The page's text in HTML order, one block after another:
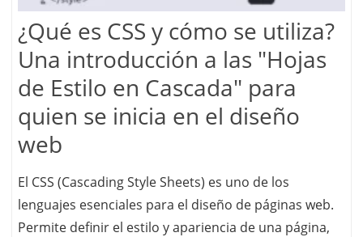
¿Qué es CSS y cómo se utiliza?
Una introducción a las "Hojas
de Estilo en Cascada" para
quien se inicia en el diseño
web
El CSS (Cascading Style Sheets) es uno de los
lenguajes esenciales para el diseño de páginas web.
Permite definir el estilo y apariencia de una página,